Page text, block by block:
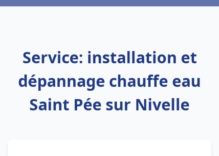
Service: installation et
dépannage chauffe eau
Saint Pée sur Nivelle